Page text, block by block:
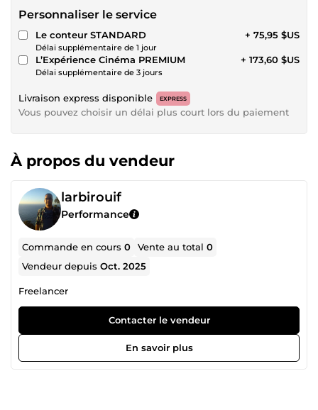
Personnaliser le service
Le conteur STANDARD
Délai supplémentaire de 1 jour
+ 75,95 $US
L’Expérience Cinéma PREMIUM
Délai supplémentaire de 3 jours
+ 173,60 $US
Livraison express disponible EXPRESS
Vous pouvez choisir un délai plus court lors du paiement
À propos du vendeur
larbirouif
Performance
Commande en cours0 Vente au total0
Vendeur depuisOct. 2025
Freelancer
Contacter le vendeur
En savoir plus